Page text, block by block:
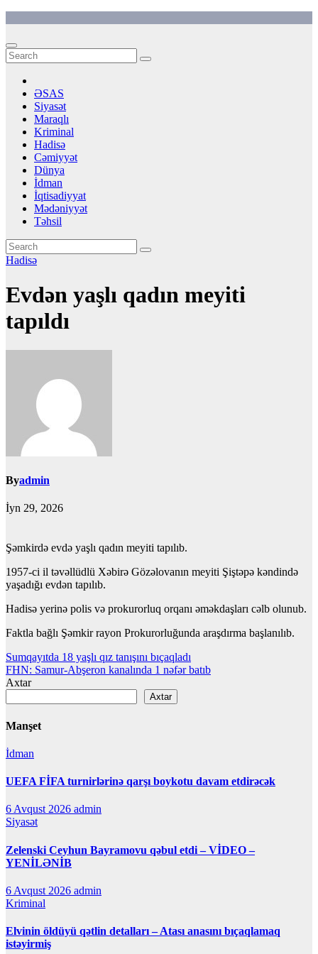
content
ƏSAS
Siyasət
Maraqlı
Kriminal
Hadisə
Cəmiyyət
Dünya
İdman
İqtisadiyyat
Mədəniyyət
Təhsil
Hadisə
Evdən yaşlı qadın meyiti
tapıldı
Byadmin
İyn 29, 2026
Şəmkirdə evdə yaşlı qadın meyiti tapılıb.
1957-ci il təvəllüdlü Xəbirə Gözəlovanın meyiti Şiştəpə kəndində
yaşadığı evdən tapılıb.
Hadisə yerinə polis və prokurorluq orqanı əməkdaşları cəlb olunub.
Faktla bağlı Şəmkir rayon Prokurorluğunda araşdırma başlanılıb.
Yazı
naviqasiyası
Sumqayıtda 18 yaşlı qız tanışını bıçaqladı
FHN: Samur-Abşeron kanalında 1 nəfər batıb
Axtar
Axtar
Manşet
İdman
UEFA FİFA turnirlərinə qarşı boykotu davam etdirəcək
6 Avqust 2026 admin
Siyasət
Zelenski Ceyhun Bayramovu qəbul etdi – VİDEO –
YENİLƏNİB
6 Avqust 2026 admin
Kriminal
Elvinin öldüyü qətlin detalları – Atası anasını bıçaqlamaq
istəyirmiş